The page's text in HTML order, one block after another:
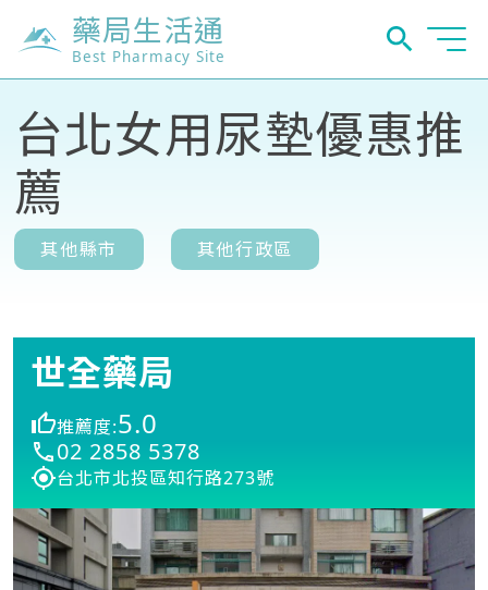
藥局生活通
Best Pharmacy Site
台北女用尿墊優惠推
薦
其他縣市 其他行政區
世全藥局
推薦度:5.0
02 2858 5378
台北市北投區知行路273號